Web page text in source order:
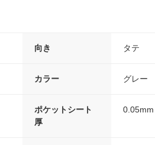
向き タテ
カラー グレー
ポケットシート
厚
0.05mm